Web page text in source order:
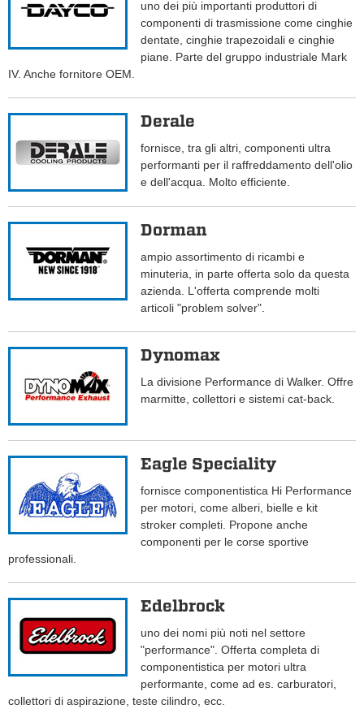
uno dei più importanti produttori di
componenti di trasmissione come cinghie
dentate, cinghie trapezoidali e cinghie
piane. Parte del gruppo industriale Mark
IV. Anche fornitore OEM.
Derale
fornisce, tra gli altri, componenti ultra
performanti per il raffreddamento dell'olio
e dell'acqua. Molto efficiente.
Dorman
ampio assortimento di ricambi e
minuteria, in parte offerta solo da questa
azienda. L'offerta comprende molti
articoli "problem solver".
Dynomax
La divisione Performance di Walker. Offre
marmitte, collettori e sistemi cat-back.
Eagle Speciality
fornisce componentistica Hi Performance
per motori, come alberi, bielle e kit
stroker completi. Propone anche
componenti per le corse sportive
professionali.
Edelbrock
uno dei nomi più noti nel settore
"performance". Offerta completa di
componentistica per motori ultra
performante, come ad es. carburatori,
collettori di aspirazione, teste cilindro, ecc.